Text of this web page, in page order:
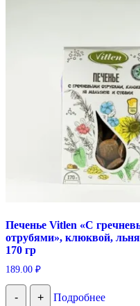
Печенье Vitlen «С
отрубями», клюквой,
170 гр
189.00 ₽
- + Подробнее